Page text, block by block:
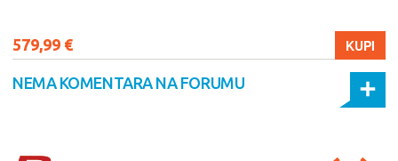
579,99 € KUPI
NEMA KOMENTARA NA FORUMU